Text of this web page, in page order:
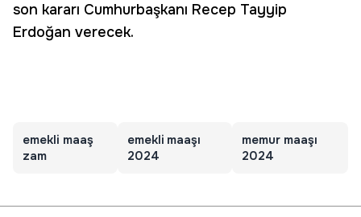
son kararı Cumhurbaşkanı Recep Tayyip
Erdoğan verecek.
emekli maaş
zam
emekli maaşı
2024
memur maaşı
2024